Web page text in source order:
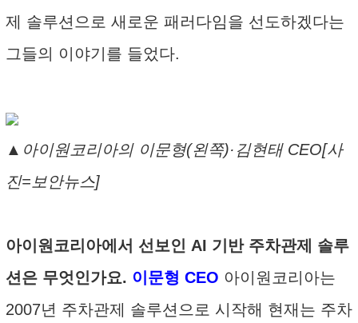
제 솔루션으로 새로운 패러다임을 선도하겠다는
그들의 이야기를 들었다.
▲아이원코리아의 이문형(왼쪽)·김현태 CEO[사
진=보안뉴스]
아이원코리아에서 선보인 AI 기반 주차관제 솔루
션은 무엇인가요. 이문형 CEO 아이원코리아는
2007년 주차관제 솔루션으로 시작해 현재는 주차